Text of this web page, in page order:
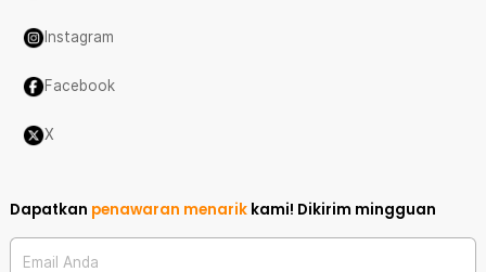
Instagram
Facebook
X
Dapatkan penawaran menarik kami! Dikirim mingguan
Email Anda